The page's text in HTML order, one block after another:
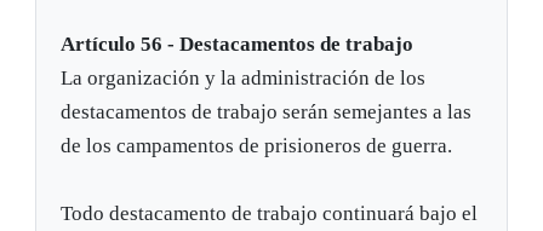
Artículo 56 - Destacamentos de trabajo
La organización y la administración de los
destacamentos de trabajo serán semejantes a las
de los campamentos de prisioneros de guerra.
Todo destacamento de trabajo continuará bajo el